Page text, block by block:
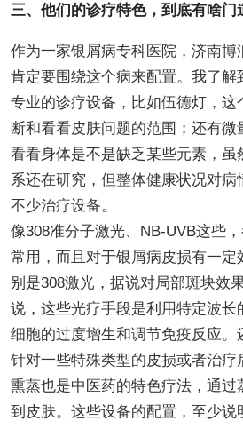
三、他们的诊疗特色，到底有啥门
作为一家银屑病专科医院，济南博
肯定要围绕这个病来配置。我了解
专业的诊疗设备，比如伍德灯，这
断和看看皮肤问题的范围；还有微
看看身体是不是缺乏某些元素，虽
系还在研究，但整体健康状况对病
不少治疗设备。
像308准分子激光、NB-UVB这些
常用，而且对于银屑病皮损有一定
别是308激光，据说对局部斑块效
说，这些光疗手段是利用特定波长
细胞的过度增生和调节免疫反应。
针对一些特殊类型的皮损或者治疗
熏蒸也是中医药的特色疗法，通过
到皮肤。这些设备的配置，至少说